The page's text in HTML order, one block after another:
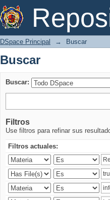
Buscar
DSpace Principal → Buscar
Buscar
Buscar:
Filtros
Use filtros para refinar sus
Filtros actuales: